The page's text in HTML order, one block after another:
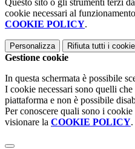
Questo sito o gli strumenti terzi
cookie necessari al
COOKIE POLICY.
Personalizza Rifiuta tutti i
Gestione cookie
In questa schermata è possibile
I cookie necessari sono quelli
piattaforma e non è possibile
Per conoscere quali sono i
visionare la COOKIE POLICY.